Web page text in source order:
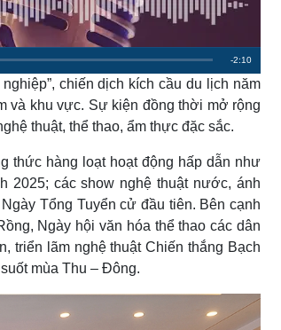
Giải trí
Nghệ sĩ
Thời trang
Sao Việt
Du lịch
Săn Tour
check-in
R
e
m
n
-2:10
chiến dịch kích cầu du lịch năm
và khu vực. Sự kiện đồng thời mở rộng
thuật, thể thao, ẩm thực đặc sắc.
thức hàng loạt hoạt động hấp dẫn như
2025; các show nghệ thuật nước, ánh
Tổng Tuyển cử đầu tiên. Bên cạnh
Ngày hội văn hóa thể thao các dân
triển lãm nghệ thuật Chiến thắng Bạch
mùa Thu – Đông.